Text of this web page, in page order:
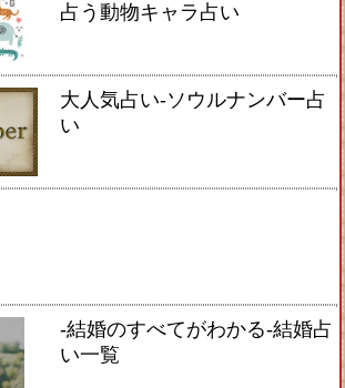
占う動物キャラ占い
大人気占い-ソウルナンバー占
い
-結婚のすべてがわかる-結婚占
い一覧